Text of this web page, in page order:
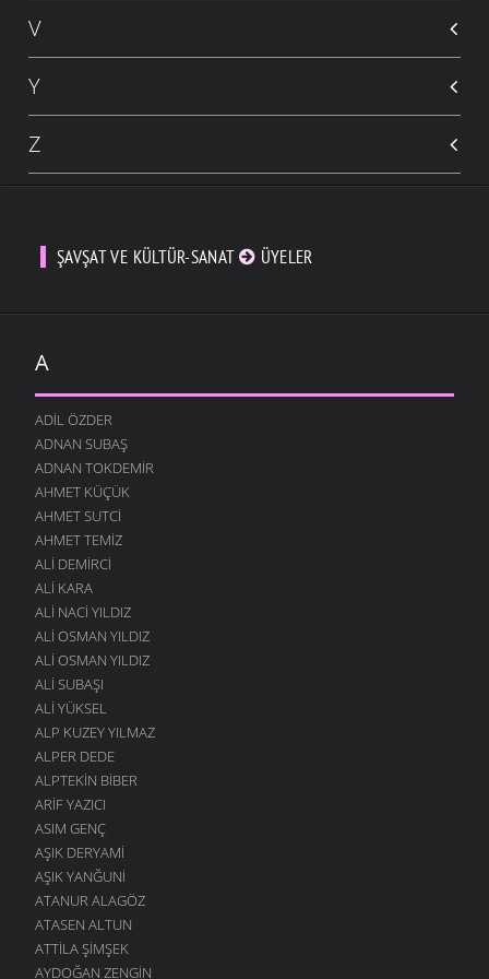
V
Y
Z
ŞAVŞAT VE KÜLTÜR-SANAT ÜYELER
A
ADIL ÖZDER
ADNAN SUBAŞ
ADNAN TOKDEMIR
AHMET KÜÇÜK
AHMET SUTCI
AHMET TEMIZ
ALI DEMIRCI
ALI KARA
ALI NACI YILDIZ
ALI OSMAN YILDIZ
ALI OSMAN YILDIZ
ALI SUBAŞI
ALI YÜKSEL
ALP KUZEY YILMAZ
ALPER DEDE
ALPTEKIN BIBER
ARIF YAZICI
ASIM GENÇ
AŞIK DERYAMI
AŞIK YANĞUNI
ATANUR ALAGÖZ
ATASEN ALTUN
ATTILA ŞIMŞEK
AYDOĞAN ZENGIN